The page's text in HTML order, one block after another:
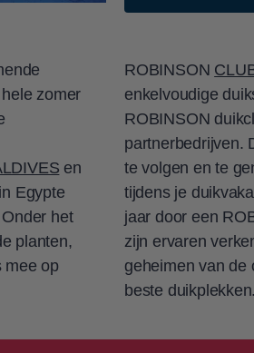
zomer
en
Egypte
het
planten,
mee op
ROBINSON
enkelvoudige
ROBINSON
partnerbedrijven.
te volgen en te
tijdens je
jaar door een
zijn ervaren
geheimen van de
beste